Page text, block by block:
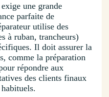
une grande
parfaite de
utilise des
à ruban, trancheurs)
Il doit assurer la
comme la préparation
répondre aux
des clients finaux